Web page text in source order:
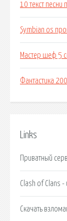
10 текст песни
Symbian os
Мастер шеф 5
Фантастика
Links
Приватный
Clash of Clans -
Скачать